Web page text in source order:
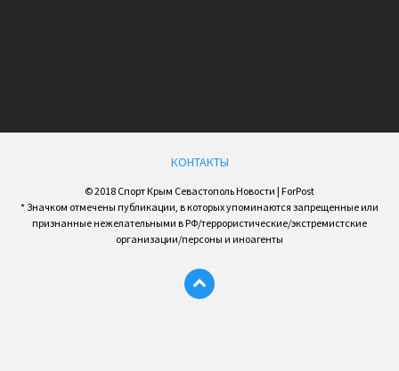
КОНТАКТЫ
© 2018 Спорт Крым Севастополь Новости | ForPost
* Значком отмечены публикации, в которых упоминаются запрещенные или
признанные нежелательными в РФ/террористические/экстремистские
организации/персоны и иноагенты